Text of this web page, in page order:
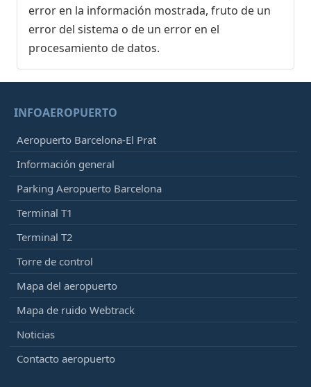
error en la información mostrada, fruto de un
error del sistema o de un error en el
procesamiento de datos.
INFOAEROPUERTO
Aeropuerto Barcelona-El Prat
Información general
Parking Aeropuerto Barcelona
Terminal T1
Terminal T2
Torre de control
Mapa del aeropuerto
Mapa de ruido Webtrack
Noticias
Contacto aeropuerto